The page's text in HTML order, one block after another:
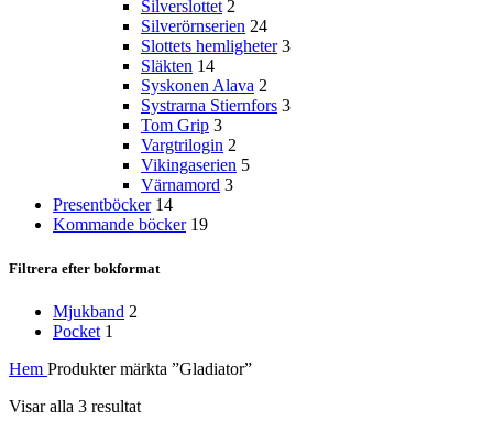
Silverslottet 2
Silverörnserien 24
Slottets hemligheter 3
Släkten 14
Syskonen Alava 2
Systrarna Stiernfors 3
Tom Grip 3
Vargtrilogin 2
Vikingaserien 5
Värnamord 3
Presentböcker 14
Kommande böcker 19
Filtrera efter bokformat
Mjukband 2
Pocket 1
Hem Produkter märkta ”Gladiator”
Visar alla 3 resultatSortera